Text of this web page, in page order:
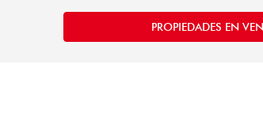
PROPIEDADES EN